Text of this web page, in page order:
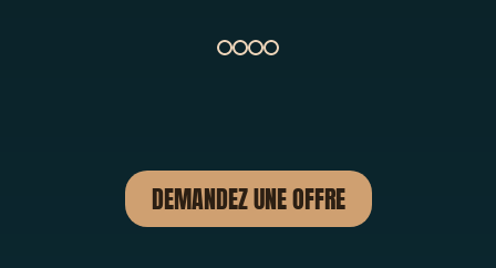
DEMANDEZ UNE OFFRE